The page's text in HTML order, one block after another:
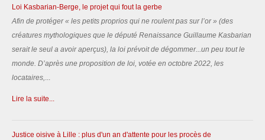
Loi Kasbarian-Berge, le projet qui fout la gerbe
Afin de protéger « les petits proprios qui ne roulent pas sur l’or» (des
créatures mythologiques que le député Renaissance Guillaume Kasbarian
serait le seul a avoir aperçus), la loi prévoit de dégommer...un peu tout le
monde. D’après une proposition de loi, votée en octobre 2022, les
locataires,...
Lire la suite...
Justice oisive à Lille : plus d'un an d'attente pour les procès de